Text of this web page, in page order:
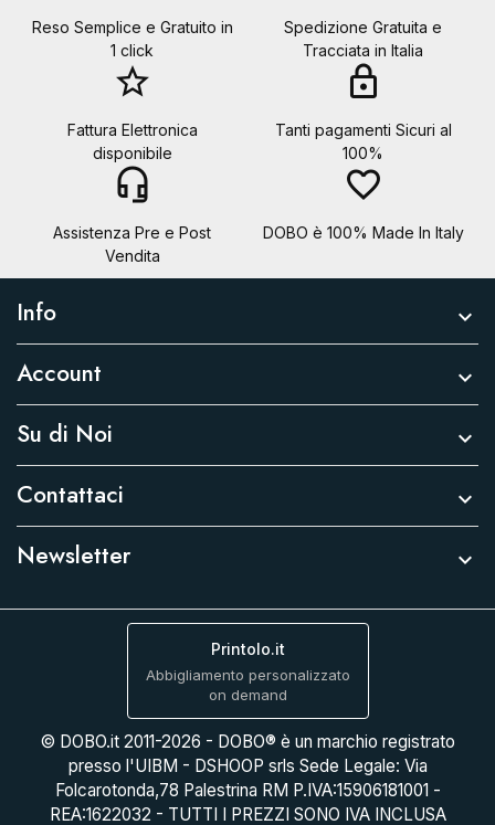
Reso Semplice e Gratuito in
1 click
Spedizione Gratuita e
Tracciata in Italia
star_border
Fattura Elettronica
disponibile
lock
Tanti pagamenti Sicuri al
100%
headset_mic
Assistenza Pre e Post
Vendita
favorite_border
DOBO è 100% Made In Italy
Info 
Account 
Su di Noi 
Contattaci 
Newsletter 
Printolo.it
Abbigliamento personalizzato
on demand
© DOBO.it 2011-2026 - DOBO® è un marchio registrato
presso l'UIBM - DSHOOP srls Sede Legale: Via
Folcarotonda,78 Palestrina RM P.IVA:15906181001 -
REA:1622032 - TUTTI I PREZZI SONO IVA INCLUSA